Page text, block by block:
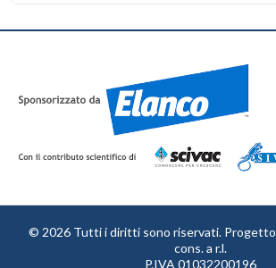
© 2026 Tutti i diritti sono riservati. Progetto
cons. a r.l.
P.IVA 01032200196